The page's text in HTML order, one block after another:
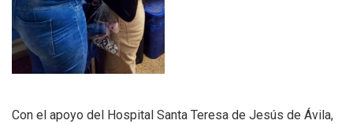
Con el apoyo del Hospital Santa Teresa de Jesús de Ávila,